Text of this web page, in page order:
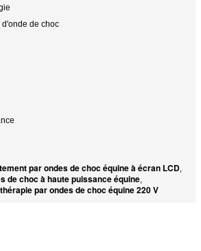
de choc
par ondes de choc équine à écran LCD,
de choc à haute puissance équine,
par ondes de choc équine 220 V